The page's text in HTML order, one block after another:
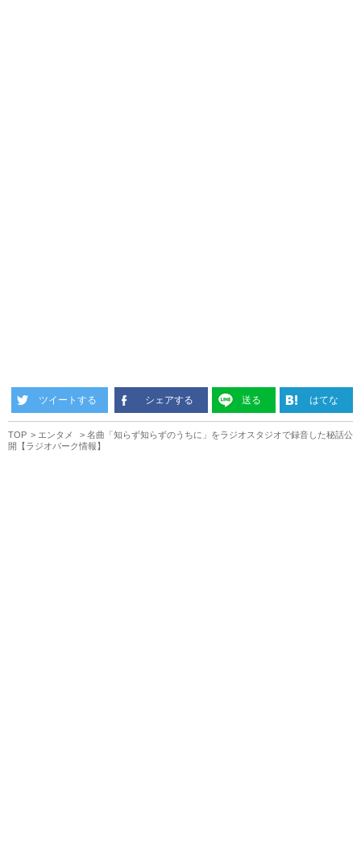
ツイートする シェアする 送る はてな
TOP エンタメ
名曲「知らず知らずのうちに」をラジオスタジオで録音した秘話公
開【ラジオパーク情報】